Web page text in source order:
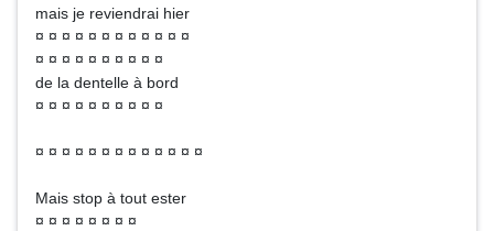
mais je reviendrai hier
¤ ¤ ¤ ¤ ¤ ¤ ¤ ¤ ¤ ¤ ¤ ¤
¤ ¤ ¤ ¤ ¤ ¤ ¤ ¤ ¤ ¤
de la dentelle à bord
¤ ¤ ¤ ¤ ¤ ¤ ¤ ¤ ¤ ¤
¤ ¤ ¤ ¤ ¤ ¤ ¤ ¤ ¤ ¤ ¤ ¤ ¤
Mais stop à tout ester
¤ ¤ ¤ ¤ ¤ ¤ ¤ ¤